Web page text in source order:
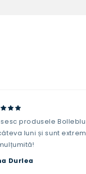
produsele Bolleblu
luni și sunt extrem
Durlea